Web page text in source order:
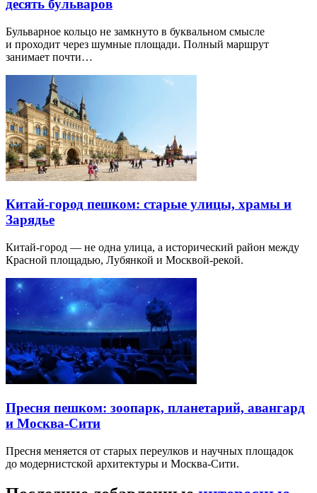
десять бульваров
Бульварное кольцо не замкнуто в буквальном смысле
и проходит через шумные площади. Полный маршрут
занимает почти…
Китай-город пешком: старые улицы, храмы и
Зарядье
Китай-город — не одна улица, а исторический район между
Красной площадью, Лубянкой и Москвой-рекой.
Пресня пешком: зоопарк, планетарий, авангард
и Москва-Сити
Пресня меняется от старых переулков и научных площадок
до модернистской архитектуры и Москва-Сити.